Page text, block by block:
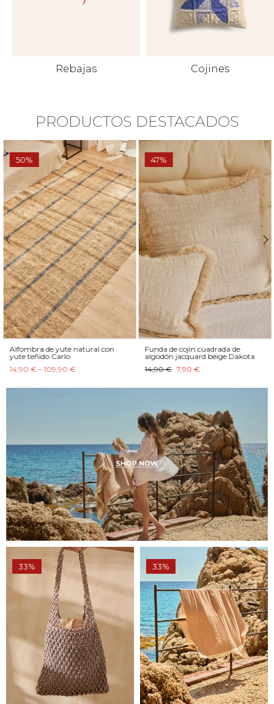
Rebajas Cojines
PRODUCTOS DESTACADOS
50%
Alfombra de yute natural con
yute teñido Carlo
14,90 € – 109,90 €
47%
Funda de cojín cuadrada de
algodón jacquard beige Dakota
14,90 € 7,90 €
33% 33%